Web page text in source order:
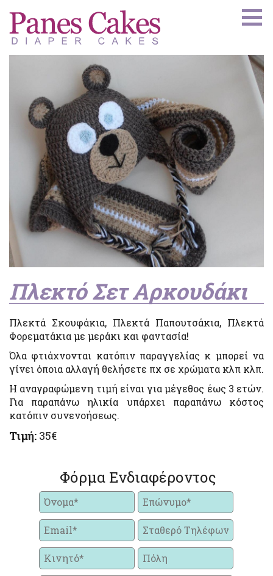
Πλεκτό Σετ Αρκουδάκι
Πλεκτά Σκουφάκια, Πλεκτά Παπουτσάκια, Πλεκτά
Φορεματάκια με μεράκι και φαντασία!
Όλα φτιάχνονται κατόπιν παραγγελίας κ μπορεί να
γίνει όποια αλλαγή θελήσετε πχ σε χρώματα κλπ κλπ.
Η αναγραφώμενη τιμή είναι για μέγεθος έως 3 ετών.
Για παραπάνω ηλικία υπάρχει παραπάνω κόστος
κατόπιν συνενοήσεως.
Τιμή: 35€
Φόρμα Ενδιαφέροντος